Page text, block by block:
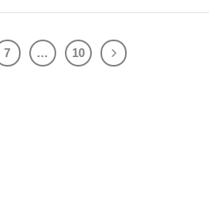
7 … 10